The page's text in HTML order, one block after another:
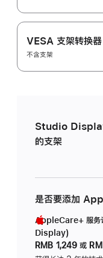
VESA 支架转换器
不含支架
Studio
的支架
是否要添加
AppleCare+ 服务
Display)
RMB 1,249 或